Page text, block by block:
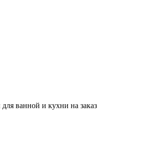
ванной и кухни на заказ